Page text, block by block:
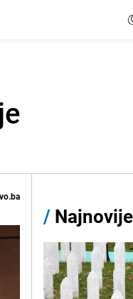
/ Najnovije